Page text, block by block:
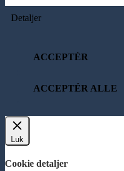
Detaljer
ACCEPTÉR
ACCEPTÉR ALLE
Luk
Cookie detaljer